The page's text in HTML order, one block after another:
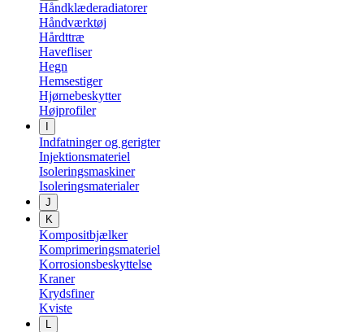
Håndklæderadiatorer
Håndværktøj
Hårdttræ
Havefliser
Hegn
Hemsestiger
Hjørnebeskytter
Højprofiler
Indfatninger og gerigter
Injektionsmateriel
Isoleringsmaskiner
Isoleringsmaterialer
J
K
Kompositbjælker
Komprimeringsmateriel
Korrosionsbeskyttelse
Kraner
Krydsfiner
Kviste
L